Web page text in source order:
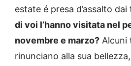
estate é presa d’assalto dai
di voi l’hanno visitata nel
novembre e marzo? Alcuni
rinunciano alla sua